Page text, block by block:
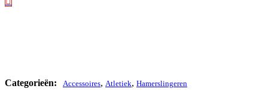
Accessoires, Atletiek, Hamerslingeren